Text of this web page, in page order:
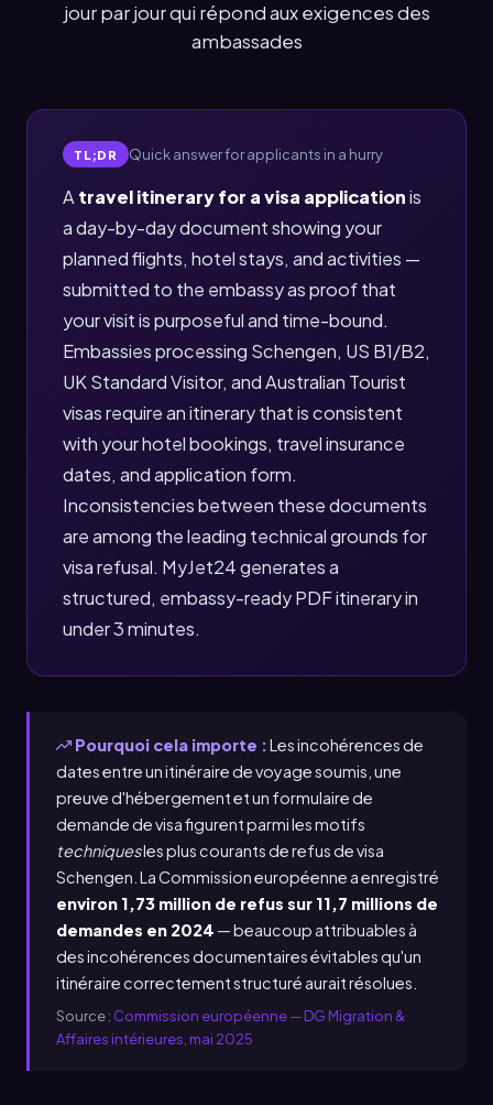
jour par jour qui répond aux exigences des
ambassades
TL;DR Quick answer for applicants in a hurry
Atravel itinerary for a visa applicationis
a day-by-day document showing your
planned flights, hotel stays, and activities —
submitted to the embassy as proof that
your visit is purposeful and time-bound.
Embassies processing Schengen, US B1/B2,
UK Standard Visitor, and Australian Tourist
visas require an itinerary that is consistent
with your hotel bookings, travel insurance
dates, and application form.
Inconsistencies between these documents
are among the leading technical grounds for
visa refusal. MyJet24 generates a
structured, embassy-ready PDF itinerary in
under 3 minutes.
Pourquoi cela importe :Les incohérences de
dates entre un itinéraire de voyage soumis, une
preuve d'hébergement et un formulaire de
demande de visa figurent parmi les motifs
techniquesles plus courants de refus de visa
Schengen. La Commission européenne a enregistré
environ 1,73 million de refus sur 11,7 millions de
demandes en 2024 — beaucoup attribuables à
des incohérences documentaires évitables qu'un
itinéraire correctement structuré aurait résolues.
Source : Commission européenne — DG Migration &
Affaires intérieures, mai 2025